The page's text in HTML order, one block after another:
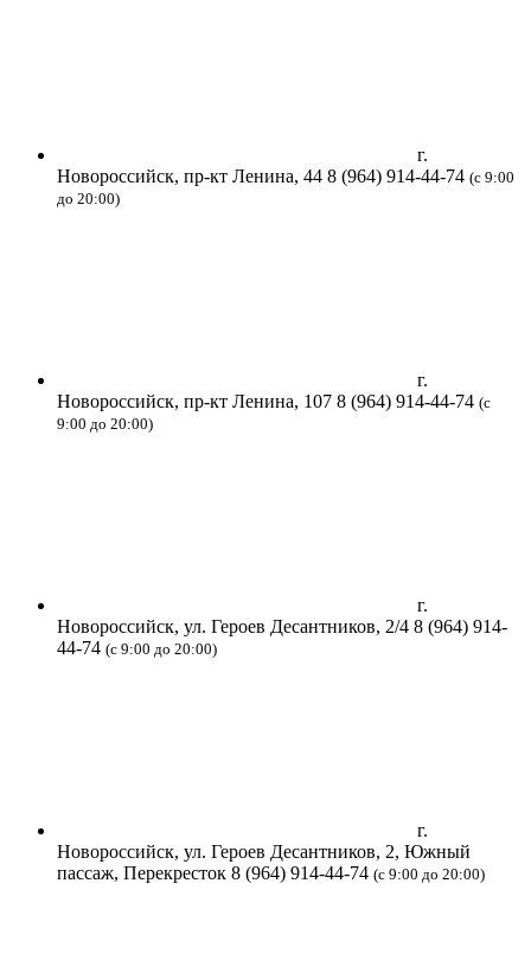
г.
Новороссийск, пр-кт Ленина, 44 8 (964) 914-44-74 (с 9:00
до 20:00)
г.
Новороссийск, пр-кт Ленина, 107 8 (964) 914-44-74 (с
9:00 до 20:00)
г.
Новороссийск, ул. Героев Десантников, 2/4 8 (964) 914-
44-74 (с 9:00 до 20:00)
г.
Новороссийск, ул. Героев Десантников, 2, Южный
пассаж, Перекресток 8 (964) 914-44-74 (с 9:00 до 20:00)